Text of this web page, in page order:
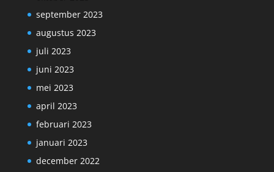
september 2023
augustus 2023
juli 2023
juni 2023
mei 2023
april 2023
februari 2023
januari 2023
december 2022